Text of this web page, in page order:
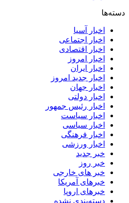
دسته‌ها
اخبار آسیا
اخبار اجتماعی
اخبار اقتصادی
اخبار امروز
اخبار ایران
اخبار جدید امروز
اخبار جهان
اخبار دولتی
اخبار رئیس جمهور
اخبار سیاست
اخبار سیاسی
اخبار فرهنگی
اخبار ورزشی
خبر جدید
خبر روز
خبر های خارجی
خبرهای آمریکا
خبرهای اروپا
دسته‌بندی نشده